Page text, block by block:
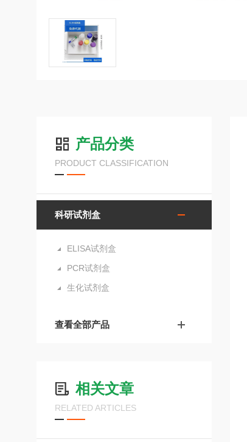
产品分类
PRODUCT CLASSIFICATION
科研试剂盒
ELISA试剂盒
PCR试剂盒
生化试剂盒
查看全部产品
相关文章
RELATED ARTICLES